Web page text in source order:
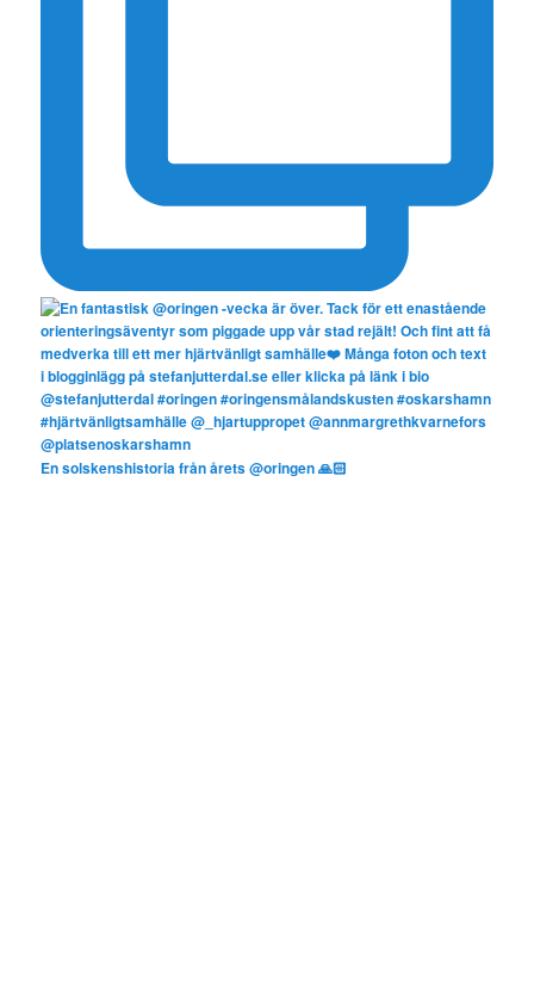
En solskenshistoria från årets @oringen 🙏🏻